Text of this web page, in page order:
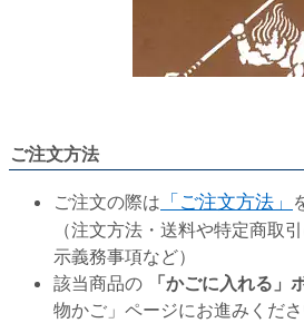
ご注文方法
ご注文の際は 「ご注文方法」
（注文方法・送料や特定商取
示義務事項など）
該当商品の
「かごに入れる」
物かご」ページにお進みくだ